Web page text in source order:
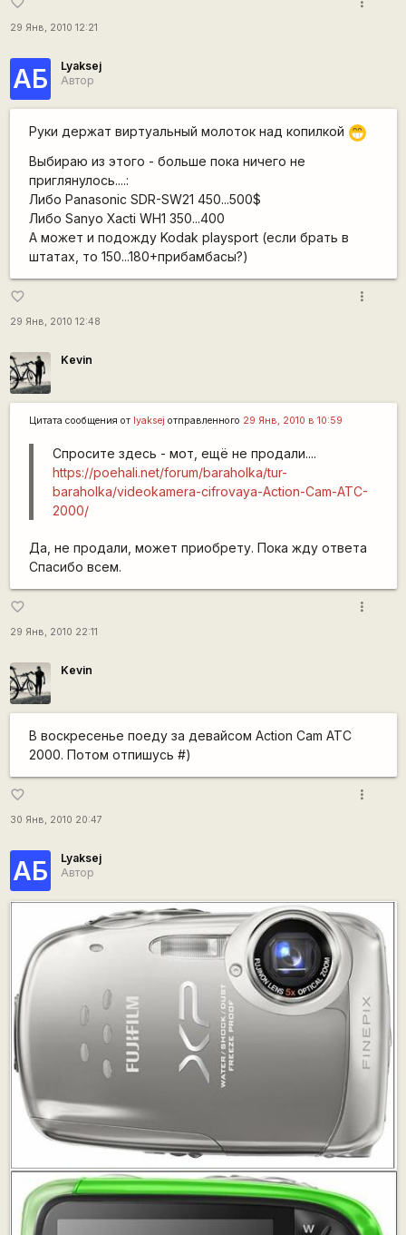
29 Янв, 2010 12:21
АБ
Lyaksej
Автор
Руки держат виртуальный молоток над копилкой ;D
Выбираю из этого - больше пока ничего не
приглянулось....:
Либо Panasonic SDR-SW21 450...500$
Либо Sanyo Xacti WH1 350...400
А может и подожду Kodak playsport (если брать в
штатах, то 150...180+прибамбасы?)
favorite_border
29 Янв, 2010 12:48
more_vert
Kevin
Цитата сообщения от lyaksej отправленного 29 Янв, 2010 в 10:59
Спросите здесь - мот, ещё не продали....
https://poehali.net/forum/baraholka/tur-
baraholka/videokamera-cifrovaya-Action-Cam-ATC-
2000/
Да, не продали, может приобрету. Пока жду ответа
Спасибо всем.
favorite_border
29 Янв, 2010 22:11
more_vert
Kevin
В воскресенье поеду за девайсом Action Cam ATC
2000. Потом отпишусь #)
favorite_border
30 Янв, 2010 20:47
more_vert
АБ
Lyaksej
Автор